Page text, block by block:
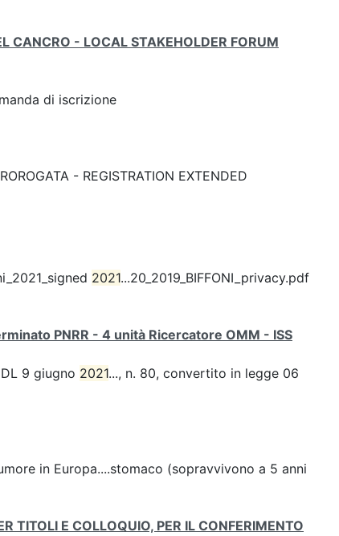
CANCRO - LOCAL STAKEHOLDER FORUM
di iscrizione
- REGISTRATION EXTENDED
2021...20_2019_BIFFONI_privacy.pdf
PNRR - 4 unità Ricercatore OMM - ISS
9 giugno 2021..., n. 80, convertito in legge 06
in Europa....stomaco (sopravvivono a 5 anni
E COLLOQUIO, PER IL CONFERIMENTO